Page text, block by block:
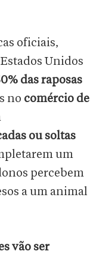
oficiais,
Unidos
das raposas
no comércio de
ou soltas
um
percebem
a um animal
vão ser